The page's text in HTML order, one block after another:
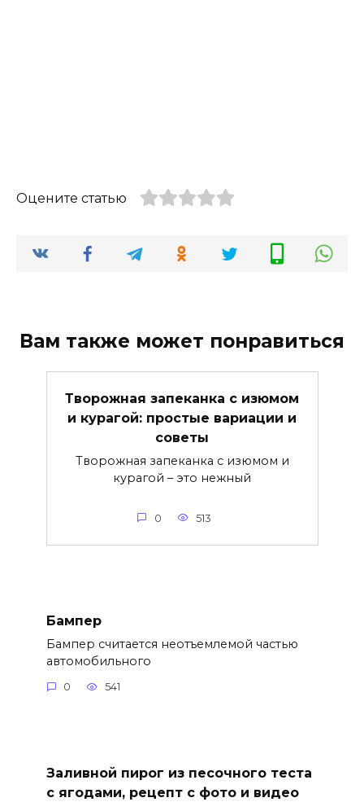
Оцените статью
Вам также может понравиться
Творожная запеканка с изюмом
и курагой: простые вариации и
советы
Творожная запеканка с изюмом и
курагой – это нежный
0 513
Бампер
Бампер считается неотъемлемой частью
автомобильного
0 541
Заливной пирог из песочного теста
с ягодами, рецепт с фото и видео